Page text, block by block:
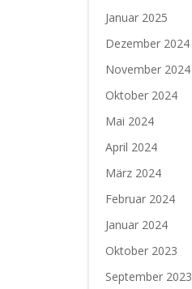
Januar 2025
Dezember 2024
November 2024
Oktober 2024
Mai 2024
April 2024
März 2024
Februar 2024
Januar 2024
Oktober 2023
September 2023